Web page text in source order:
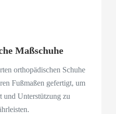
Maßschuhe
orthopädischen Schuhe
Fußmaßen gefertigt, um
und Unterstützung zu